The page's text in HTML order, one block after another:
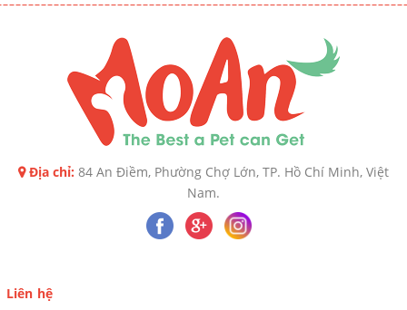
Địa chỉ: 84 An Điềm, Phường Chợ Lớn, TP. Hồ Chí Minh, Việt
Nam.
Liên hệ